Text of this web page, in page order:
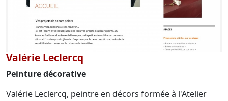
Valérie Leclercq
Peinture décorative
Valérie Leclercq, peintre en décors formée à l'Atelier